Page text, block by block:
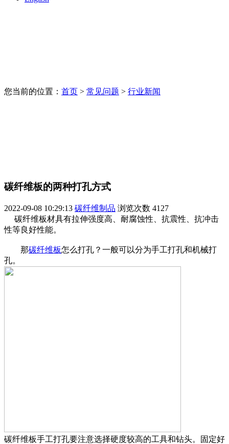
您当前的位置： 首页 > 常见问题 > 行业新闻
碳纤维板的两种打孔方式
2022-09-08 10:29:13 碳纤维制品 浏览次数 4127
碳纤维板材具有拉伸强度高、耐腐蚀性、抗震性、抗冲击
性等良好性能。
那碳纤维板怎么打孔？一般可以分为手工打孔和机械打
孔。
碳纤维板手工打孔要注意选择硬度较高的工具和钻头。固定好